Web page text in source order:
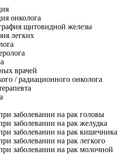
онколога
щитовидной железы
легких
врачей
/ радиационного онколога
заболевании на рак головы
заболевании на рак желудка
заболевании на рак кишечника
заболевании на рак легкого
заболевании на рак молочной